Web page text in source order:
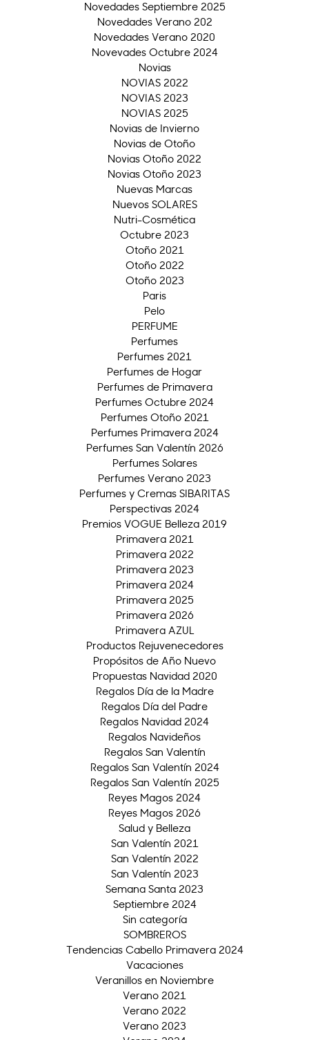
Novedades Septiembre 2025
Novedades Verano 202
Novedades Verano 2020
Novevades Octubre 2024
Novias
NOVIAS 2022
NOVIAS 2023
NOVIAS 2025
Novias de Invierno
Novias de Otoño
Novias Otoño 2022
Novias Otoño 2023
Nuevas Marcas
Nuevos SOLARES
Nutri-Cosmética
Octubre 2023
Otoño 2021
Otoño 2022
Otoño 2023
Paris
Pelo
PERFUME
Perfumes
Perfumes 2021
Perfumes de Hogar
Perfumes de Primavera
Perfumes Octubre 2024
Perfumes Otoño 2021
Perfumes Primavera 2024
Perfumes San Valentín 2026
Perfumes Solares
Perfumes Verano 2023
Perfumes y Cremas SIBARITAS
Perspectivas 2024
Premios VOGUE Belleza 2019
Primavera 2021
Primavera 2022
Primavera 2023
Primavera 2024
Primavera 2025
Primavera 2026
Primavera AZUL
Productos Rejuvenecedores
Propósitos de Año Nuevo
Propuestas Navidad 2020
Regalos Día de la Madre
Regalos Día del Padre
Regalos Navidad 2024
Regalos Navideños
Regalos San Valentín
Regalos San Valentín 2024
Regalos San Valentín 2025
Reyes Magos 2024
Reyes Magos 2026
Salud y Belleza
San Valentín 2021
San Valentín 2022
San Valentín 2023
Semana Santa 2023
Septiembre 2024
Sin categoría
SOMBREROS
Tendencias Cabello Primavera 2024
Vacaciones
Veranillos en Noviembre
Verano 2021
Verano 2022
Verano 2023